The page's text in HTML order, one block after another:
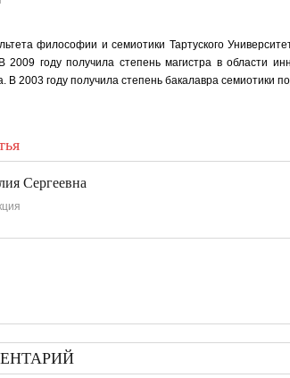
философии и семиотики Тартуского
В 2009 году получила степень магистра в области
В 2003 году получила степень бакалавра семиотики
Сергеевна